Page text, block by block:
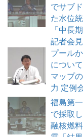
でサブ
た水位
「中長
記者会
プール
につい
マップ
力 定例
福島第
で採取
融核燃